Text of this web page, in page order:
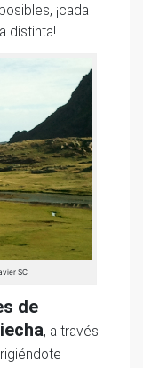
¡cada
distinta!
SC
de
, a través